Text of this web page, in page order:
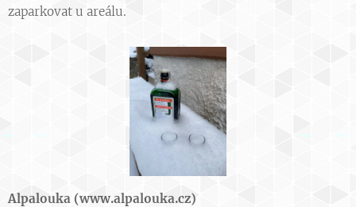
zaparkovat u areálu.
Alpalouka (www.alpalouka.cz)